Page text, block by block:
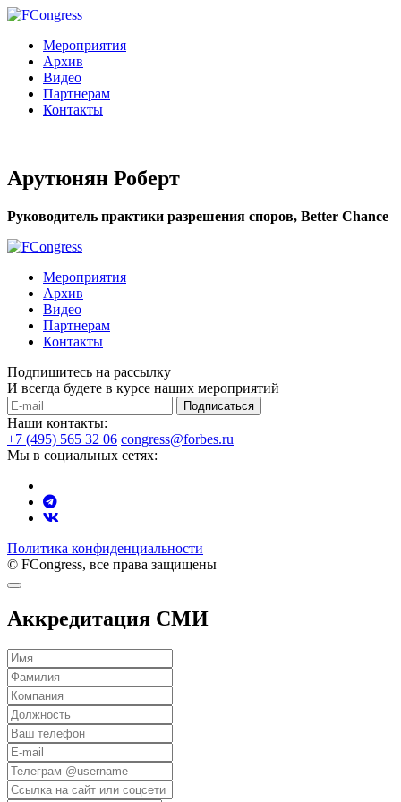
Мероприятия
Архив
Видео
Партнерам
Контакты
Арутюнян Роберт
Руководитель практики разрешения споров, Better Chance
Мероприятия
Архив
Видео
Партнерам
Контакты
Подпишитесь на рассылку
И всегда будете в курсе наших мероприятий
Подписаться
Наши контакты:
+7 (495) 565 32 06 congress@forbes.ru
Мы в социальных сетях:
Политика конфиденциальности
© FCongress, все права защищены
Аккредитация СМИ